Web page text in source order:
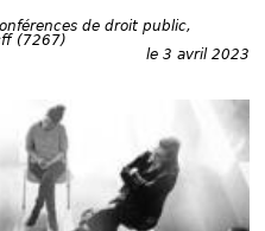
de droit public,
(7267)
le 3 avril 2023